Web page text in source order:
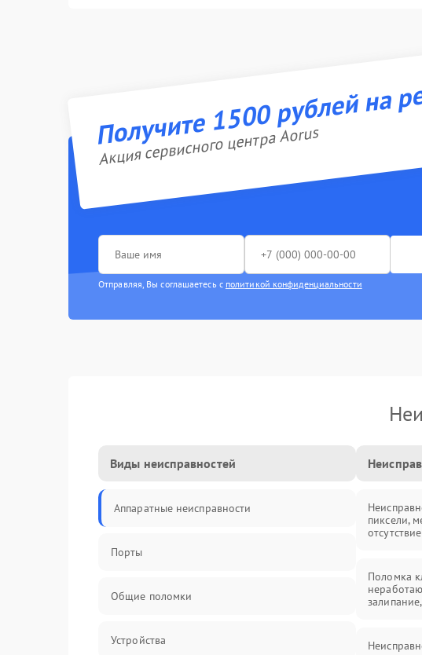
Получите 1500 рублей на
Акция сервисного центра Aorus
Отправляя, Вы соглашаетесь с политикой конфиденциальности
Виды неисправностей
Аппаратные неисправности
Порты
Общие поломки
Устройства
пиксели,
Поломка